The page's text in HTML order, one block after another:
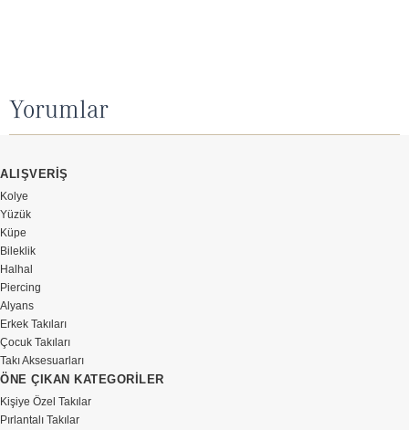
Yorumlar
ALIŞVERİŞ
Kolye
Yüzük
Küpe
Bileklik
Halhal
Piercing
Alyans
Erkek Takıları
Çocuk Takıları
Takı Aksesuarları
ÖNE ÇIKAN KATEGORİLER
Kişiye Özel Takılar
Pırlantalı Takılar